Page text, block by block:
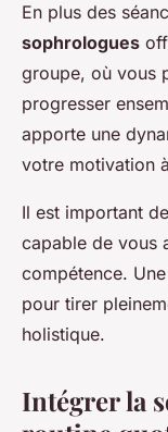
En plus des
sophrologues
groupe, où vous
progresser
apporte une
votre motivation
Il est important
capable de vous
compétence.
pour tirer
holistique.
Intégrer la